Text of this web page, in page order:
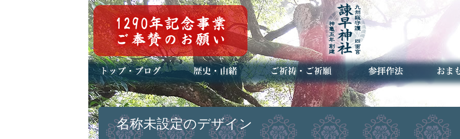
トップページ
ブログ(日々八百万)
お知らせ一覧 歴史・ご祭神
年中行事
メディア掲載 ご祈祷・ご祈願とは
安産祈願
初宮参り
七五三詣
長寿のお祝い
神前結婚式
厄祓い・方位除け
車のお祓い
地鎮祭
神葬祭（神式の葬儀） 神社とは
お参りの作法
名称未設定のデザイン